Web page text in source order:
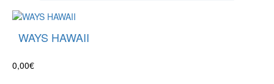
WAYS HAWAII
0,00€